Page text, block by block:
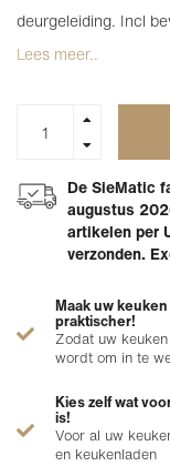
deurgeleiding. Incl
Lees meer..
De SieMatic
augustus
artikelen per
verzonden.
Maak uw
praktischer!
Zodat uw
wordt om in te
Kies zelf wat
is!
Voor al uw
en keukenladen